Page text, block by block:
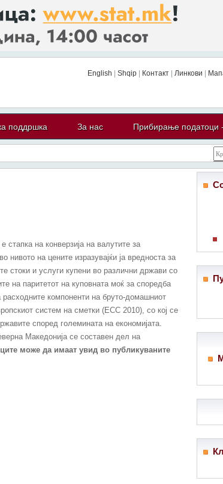
English Shqip| Контакт| Линкови
поддршка За нас Прибирање податоци
стапка на конверзија на валутите за
нивото на цените изразувајќи ја вредноста за
стоки и услуги купени во различни држави со
на паритетот на куповната моќ за споредба
расходните компоненти на бруто-домашниот
систем на сметки (ЕСС 2010), со кој се
според големината на економијата.
Mакедонија се составен дел на
може да имаат увид во публикуваните